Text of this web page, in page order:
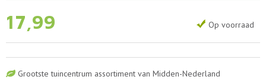
17,99 Op voorraad
Grootste tuincentrum assortiment van Midden-Nederland